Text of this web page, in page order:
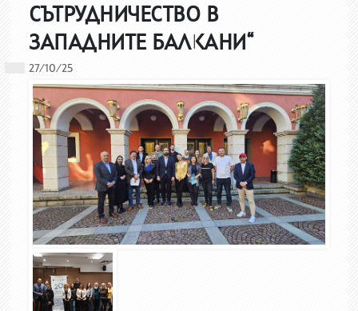
СЪТРУДНИЧЕСТВО В
ЗАПАДНИТЕ БАЛКАНИ“
27/10/25